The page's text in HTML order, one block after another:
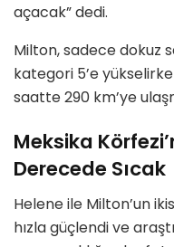
açacak” dedi.
Milton, sadece dokuz
kategori 5’e
saatte 290 km’ye
Meksika
Derecede Sıcak
Helene ile Milton’un
hızla güçlendi ve